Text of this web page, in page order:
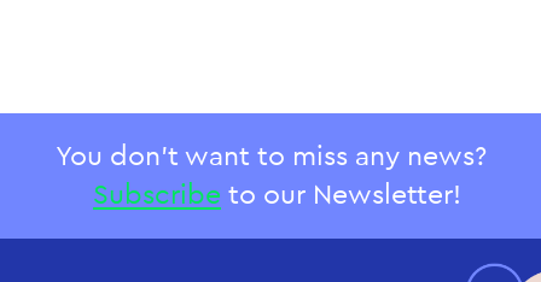
You don't want to miss any news?
Subscribe to our Newsletter!